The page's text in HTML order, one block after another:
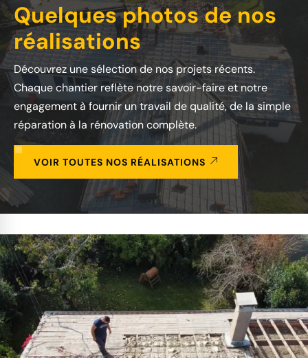
Quelques photos de nos
réalisations
Découvrez une sélection de nos projets récents.
Chaque chantier reflète notre savoir-faire et notre
engagement à fournir un travail de qualité, de la simple
réparation à la rénovation complète.
VOIR TOUTES NOS RÉALISATIONS